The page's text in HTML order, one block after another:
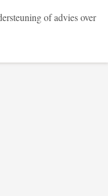
of advies over